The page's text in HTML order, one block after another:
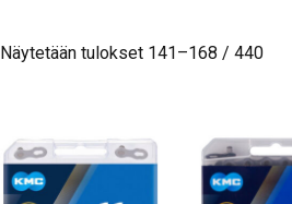
Näytetään tulokset 141–168 / 440